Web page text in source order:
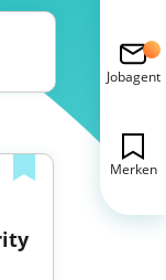
Jobagent
Merken